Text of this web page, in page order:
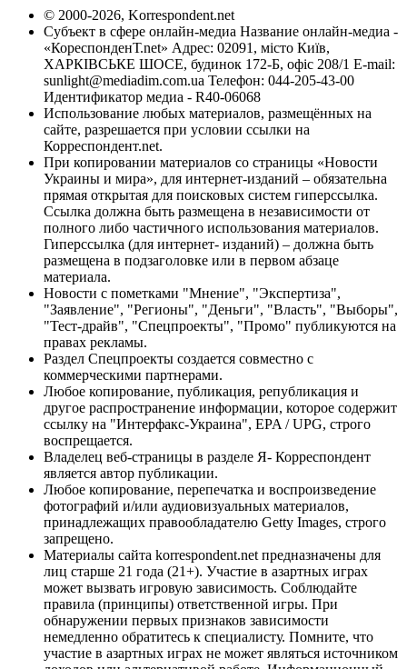
© 2000-2026, Korrespondent.net
Субъект в сфере онлайн-медиа Название онлайн-медиа -
«КореспонденТ.net» Адрес: 02091, місто Київ,
ХАРКІВСЬКЕ ШОСЕ, будинок 172-Б, офіс 208/1 E-mail:
sunlight@mediadim.com.ua Телефон: 044-205-43-00
Идентификатор медиа - R40-06068
Использование любых материалов, размещённых на
сайте, разрешается при условии ссылки на
Корреспондент.net.
При копировании материалов со страницы «Новости
Украины и мира», для интернет-изданий – обязательна
прямая открытая для поисковых систем гиперссылка.
Ссылка должна быть размещена в независимости от
полного либо частичного использования материалов.
Гиперссылка (для интернет- изданий) – должна быть
размещена в подзаголовке или в первом абзаце
материала.
Новости с пометками "Мнение", "Экспертиза",
"Заявление", "Регионы", "Деньги", "Власть", "Выборы",
"Тест-драйв", "Спецпроекты", "Промо" публикуются на
правах рекламы.
Раздел Спецпроекты создается совместно с
коммерческими партнерами.
Любое копирование, публикация, републикация и
другое распространение информации, которое содержит
ссылку на "Интерфакс-Украина", EPA / UPG, строго
воспрещается.
Владелец веб-страницы в разделе Я- Корреспондент
является автор публикации.
Любое копирование, перепечатка и воспроизведение
фотографий и/или аудиовизуальных материалов,
принадлежащих правообладателю Getty Images, строго
запрещено.
Материалы сайта korrespondent.net предназначены для
лиц старше 21 года (21+). Участие в азартных играх
может вызвать игровую зависимость. Соблюдайте
правила (принципы) ответственной игры. При
обнаружении первых признаков зависимости
немедленно обратитесь к специалисту. Помните, что
участие в азартных играх не может являться источником